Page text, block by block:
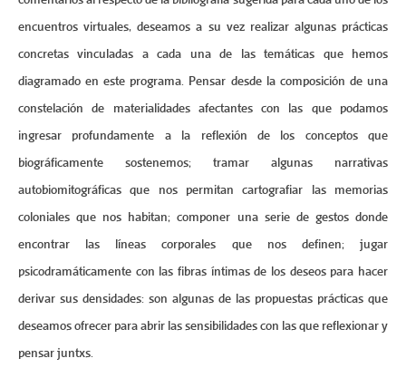
encuentros virtuales, deseamos a su vez realizar algunas prácticas
concretas vinculadas a cada una de las temáticas que hemos
diagramado en este programa. Pensar desde la composición de una
constelación de materialidades afectantes con las que podamos
ingresar profundamente a la reflexión de los conceptos que
biográficamente sostenemos; tramar algunas narrativas
autobiomitográficas que nos permitan cartografiar las memorias
coloniales que nos habitan; componer una serie de gestos donde
encontrar las líneas corporales que nos definen; jugar
psicodramáticamente con las fibras íntimas de los deseos para hacer
derivar sus densidades: son algunas de las propuestas prácticas que
deseamos ofrecer para abrir las sensibilidades con las que reflexionar y
pensar juntxs.